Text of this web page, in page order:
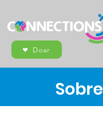
Doar
Sobre